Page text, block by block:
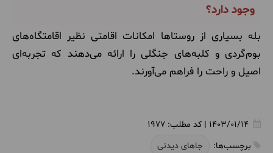
وجود دارد؟
بله بسیاری از روستاها امکانات اقامتی نظیر اقامتگاه‌های
بوم‌گردی و کلبه‌های جنگلی را ارائه می‌دهند که تجربه‌ای
اصیل و راحت را فراهم می‌آورند.
1403/01/14 کد مطلب: 1977
برچسب‌ها:
جاهای دیدنی